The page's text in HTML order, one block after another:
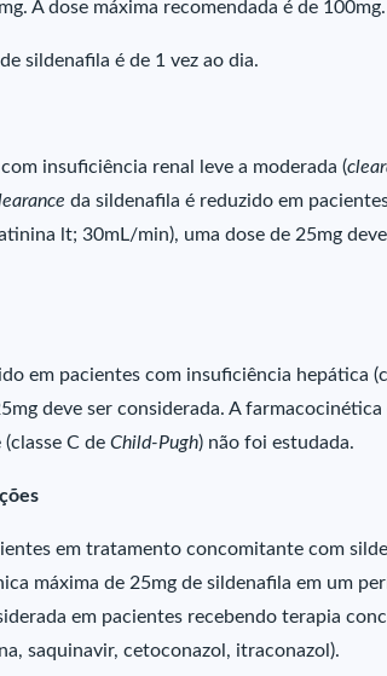
A dose máxima recomendada é de 100mg.
sildenafila é de 1 vez ao dia.
insuficiência renal leve a moderada (
da sildenafila é reduzido em
lt; 30mL/min), uma dose de 25mg
em pacientes com insuficiência hepática
deve ser considerada. A
C de Child-Pugh) não foi estudada.
em tratamento concomitante com
máxima de 25mg de sildenafila em um
em pacientes recebendo terapia
saquinavir, cetoconazol, itraconazol).